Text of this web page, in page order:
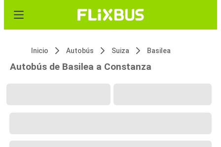
Inicio Autobús Suiza Basilea
Autobús de Basilea a Constanza